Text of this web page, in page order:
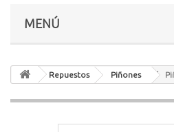
MENÚ
Repuestos Piñones